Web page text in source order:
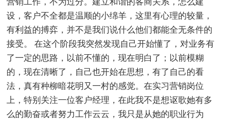
营销工作，不为过分。建立和谐的客商关系，怎么建
设，客户不全都是温顺的小绵羊，这里有心理的较量，
有利益的搏弈，并不是我们说什么他们都能全无条件的
接受。 在这个阶段我突然发现自己开始懂了，对业务有
了一定的思路，以前不懂的，现在明白了；以前模糊
的，现在清晰了，自己也开始在思想，有了自己的看
法，真有种柳暗花明又一村的感觉。在实习营销岗位
上，特别关注一位客户经理，在此我不是想讴歌她有多
么的勤奋或者努力工作云云，我只是从她的职业行为